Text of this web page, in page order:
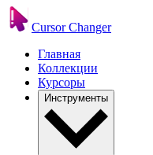
Cursor Changer
Главная
Коллекции
Курсоры
Инструменты